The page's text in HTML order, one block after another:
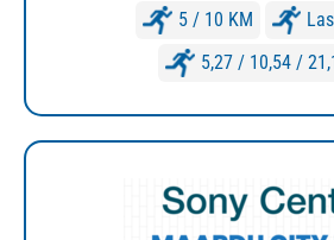
5 / 10 KM
5,27 / 10,54 /